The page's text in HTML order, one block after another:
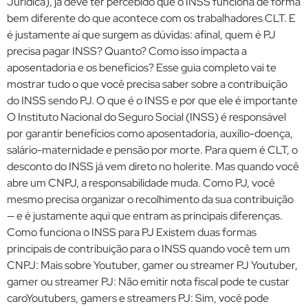
bem diferente do que acontece com os trabalhadores CLT. E
é justamente aí que surgem as dúvidas: afinal, quem é PJ
precisa pagar INSS? Quanto? Como isso impacta a
aposentadoria e os benefícios? Esse guia completo vai te
mostrar tudo o que você precisa saber sobre a contribuição
do INSS sendo PJ. O que é o INSS e por que ele é importante
O Instituto Nacional do Seguro Social (INSS) é responsável
por garantir benefícios como aposentadoria, auxílio-doença,
salário-maternidade e pensão por morte. Para quem é CLT, o
desconto do INSS já vem direto no holerite. Mas quando você
abre um CNPJ, a responsabilidade muda. Como PJ, você
mesmo precisa organizar o recolhimento da sua contribuição
— e é justamente aqui que entram as principais diferenças.
Como funciona o INSS para PJ Existem duas formas
principais de contribuição para o INSS quando você tem um
CNPJ: Mais sobre Youtuber, gamer ou streamer PJ Youtuber,
gamer ou streamer PJ: Não emitir nota fiscal pode te custar
caroYoutubers, gamers e streamers PJ: Sim, você pode